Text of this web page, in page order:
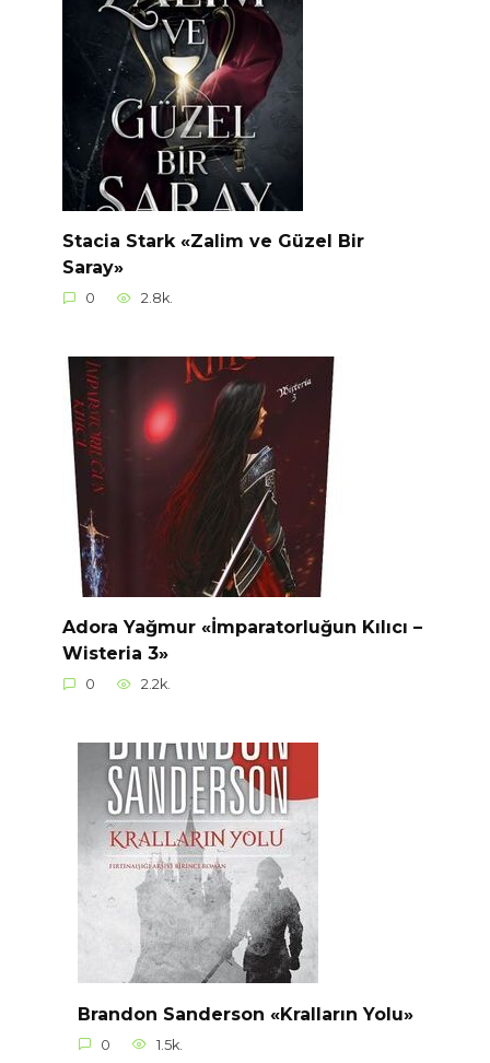
Stacia Stark «Zalim ve Güzel Bir
Saray»
0 2.8k.
Adora Yağmur «İmparatorluğun Kılıcı –
Wisteria 3»
0 2.2k.
Brandon Sanderson «Kralların Yolu»
0 1.5k.